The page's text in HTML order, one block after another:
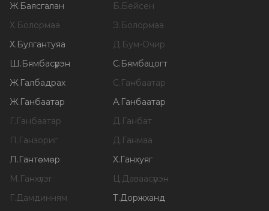
Ж.Баясгалан Б.Бейсен
Х.Болормаа Э.Болормаа
Х.Булгантуяа Д.Бум-Очир
Ш.Бямбасүрэн С.Бямбацогт
Ж.Галбадрах С.Ганбаатар
Ж.Ганбаатар А.Ганбаатар
Г.Ганбаатар Д.Ганбат
П.Ганзориг Д.Ганмаа
Л.Гантөмөр Х.Ганхуяг
М.Ганхүлэг Ц.Даваасүрэн
Г.Дамдинням Т.Доржханд